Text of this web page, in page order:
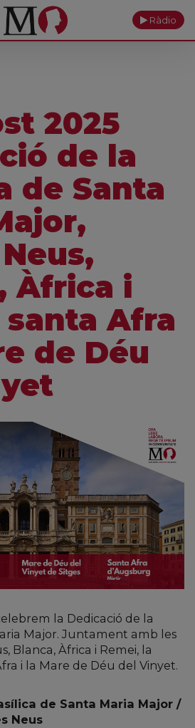
Ràdio
2025
de la
de Santa
Àfrica i
santa Afra
de Déu
la Dedicació de la
Major. Juntament amb les
Blanca, Àfrica i Remei, la
i la Mare de Déu del Vinyet.
de Santa Maria Major /
Neus